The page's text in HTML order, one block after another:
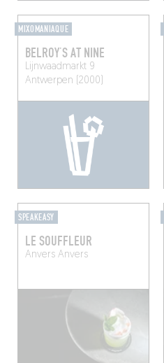
MIXOMANIAQUE
BELROY’S AT NINE
Lijnwaadmarkt 9
Antwerpen (2000)
SPEAKEASY
LE SOUFFLEUR
AnversAnvers